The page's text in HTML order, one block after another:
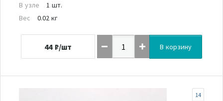
В узле
1 шт.
Вес
0.02 кг
44 ₽/шт В корзину
14